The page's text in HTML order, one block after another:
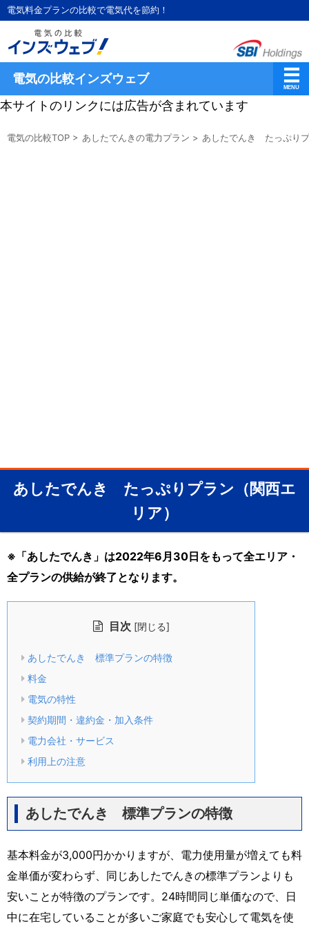
電気料金プランの比較で電気代を節約！
電気の比較インズウェブ
本サイトのリンクには広告が含まれています
電気の比較TOP > あしたでんきの電力プラン > あしたでんき たっぷり
あしたでんき たっぷりプラン（関西エ
リア）
※「あしたでんき」は2022年6月30日をもって全エリア・
全プランの供給が終了となります。
目次 [閉じる]
あしたでんき 標準プランの特徴
料金
電気の特性
契約期間・違約金・加入条件
電力会社・サービス
利用上の注意
あしたでんき 標準プランの特徴
基本料金が3,000円かかりますが、電力使用量が増えても料
金単価が変わらず、同じあしたでんきの標準プランよりも
安いことが特徴のプランです。24時間同じ単価なので、日
中に在宅していることが多いご家庭でも安心して電気を使